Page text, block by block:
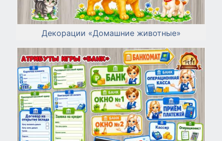
Декорации «Домашние животные»